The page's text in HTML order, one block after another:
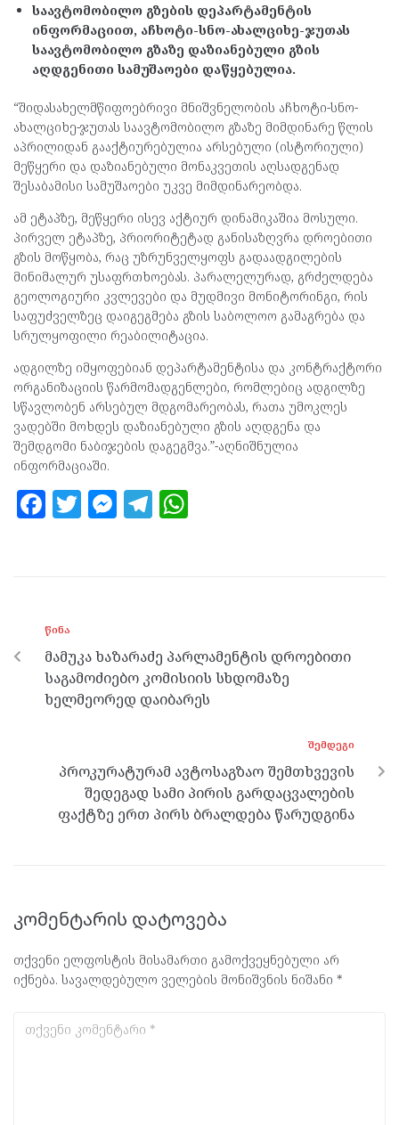
საავტომობილო გზების დეპარტამენტის
ინფორმაციით, აჩხოტი-სნო-ახალციხე-ჯუთას
საავტომობილო გზაზე დაზიანებული გზის
აღდგენითი სამუშაოები დაწყებულია.
“შიდასახელმწიფოებრივი მნიშვნელობის აჩხოტი-სნო-
ახალციხე-ჯუთას საავტომობილო გზაზე მიმდინარე წლის
აპრილიდან გააქტიურებულია არსებული (ისტორიული)
მეწყერი და დაზიანებული მონაკვეთის აღსადგენად
შესაბამისი სამუშაოები უკვე მიმდინარეობდა.
ამ ეტაპზე, მეწყერი ისევ აქტიურ დინამიკაშია მოსული.
პირველ ეტაპზე, პრიორიტეტად განისაზღვრა დროებითი
გზის მოწყობა, რაც უზრუნველყოფს გადაადგილების
მინიმალურ უსაფრთხოებას. პარალელურად, გრძელდება
გეოლოგიური კვლევები და მუდმივი მონიტორინგი, რის
საფუძველზეც დაიგეგმება გზის საბოლოო გამაგრება და
სრულყოფილი რეაბილიტაცია.
ადგილზე იმყოფებიან დეპარტამენტისა და კონტრაქტორი
ორგანიზაციის წარმომადგენლები, რომლებიც ადგილზე
სწავლობენ არსებულ მდგომარეობას, რათა უმოკლეს
ვადებში მოხდეს დაზიანებული გზის აღდგენა და
შემდგომი ნაბიჯების დაგეგმვა.”-აღნიშნულია
ინფორმაციაში.
F
o
o
k
T M
er
T
m p
p
ᲬᲘᲜᲐ
მამუკა ხაზარაძე პარლამენტის დროებითი
საგამოძიებო კომისიის სხდომაზე
ხელმეორედ დაიბარეს
ᲨᲔᲛᲓᲔᲒᲘ
პროკურატურამ ავტოსაგზაო შემთხვევის
შედეგად სამი პირის გარდაცვალების
ფაქტზე ერთ პირს ბრალდება წარუდგინა
კომენტარის დატოვება
თქვენი ელფოსტის მისამართი გამოქვეყნებული არ
იქნება. სავალდებულო ველების მონიშვნის ნიშანი *